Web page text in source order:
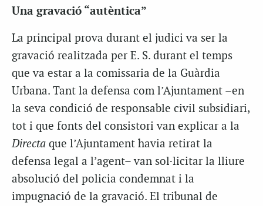
Una gravació “autèntica”
La principal prova durant el judici va ser la
gravació realitzada per E. S. durant el temps
que va estar a la comissaria de la Guàrdia
Urbana. Tant la defensa com l’Ajuntament –en
la seva condició de responsable civil subsidiari,
tot i que fonts del consistori van explicar a la
Directa que l’Ajuntament havia retirat la
defensa legal a l’agent– van sol·licitar la lliure
absolució del policia condemnat i la
impugnació de la gravació. El tribunal de